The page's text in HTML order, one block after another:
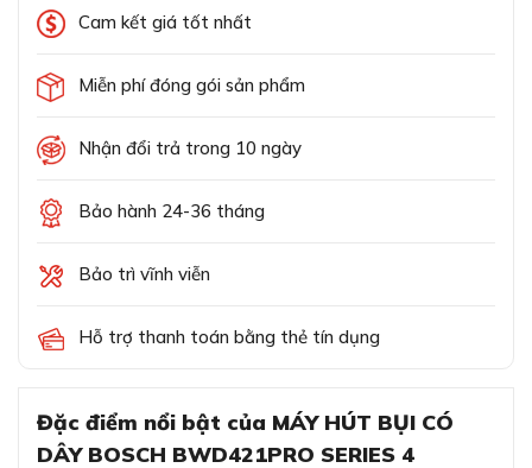
Cam kết giá tốt nhất
Miễn phí đóng gói sản phẩm
Nhận đổi trả trong 10 ngày
Bảo hành 24-36 tháng
Bảo trì vĩnh viễn
Hỗ trợ thanh toán bằng thẻ tín dụng
Đặc điểm nổi bật của MÁY HÚT BỤI CÓ
DÂY BOSCH BWD421PRO SERIES 4